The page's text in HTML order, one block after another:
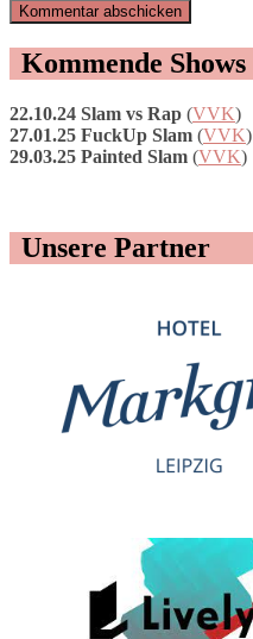
Kommende Shows
22.10.24 Slam vs Rap (VVK)
27.01.25 FuckUp Slam (VVK)
29.03.25 Painted Slam (VVK)
Unsere Partner